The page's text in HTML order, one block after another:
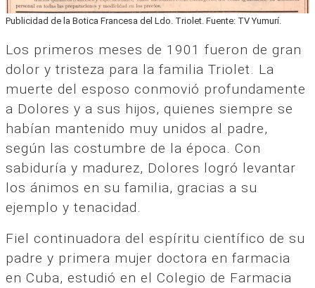
Publicidad de la Botica Francesa del Ldo. Triolet. Fuente: TV Yumurí.
Los primeros meses de 1901 fueron de gran
dolor y tristeza para la familia Triolet. La
muerte del esposo conmovió profundamente
a Dolores y a sus hijos, quienes siempre se
habían mantenido muy unidos al padre,
según las costumbre de la época. Con
sabiduría y madurez, Dolores logró levantar
los ánimos en su familia, gracias a su
ejemplo y tenacidad.
Fiel continuadora del espíritu científico de su
padre y primera mujer doctora en farmacia
en Cuba, estudió en el Colegio de Farmacia